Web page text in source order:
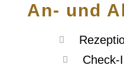
An- und
Check-